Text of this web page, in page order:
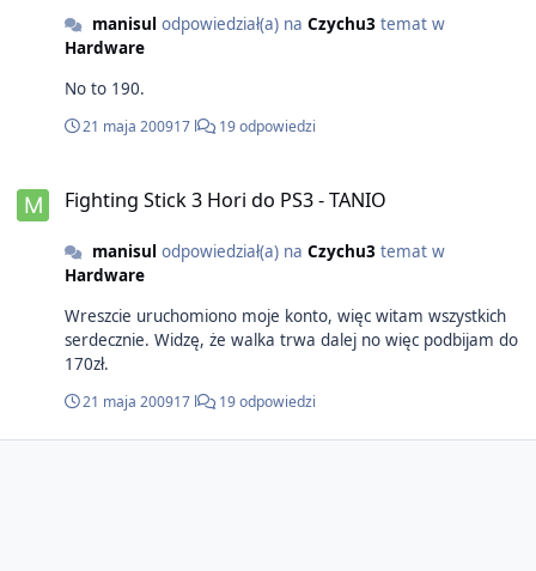
manisul odpowiedział(a) na Czychu3temat w
Hardware
No to 190.
21 maja 200917 l 19 odpowiedzi
Fighting Stick 3 Hori do PS3 - TANIO
manisul odpowiedział(a) na Czychu3temat w
Hardware
Wreszcie uruchomiono moje konto, więc witam wszystkich
serdecznie. Widzę, że walka trwa dalej no więc podbijam do
170zł.
21 maja 200917 l 19 odpowiedzi